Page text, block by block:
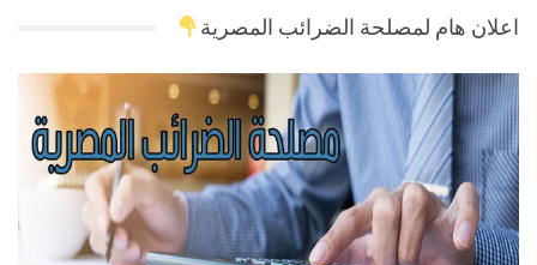
اعلان هام لمصلحة الضرائب المصرية